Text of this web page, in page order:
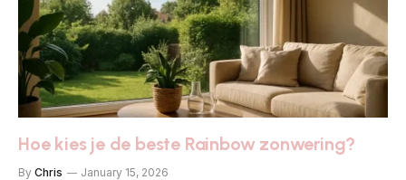
Hoe kies je de beste Rainbow zonwering?
By Chris January 15, 2026